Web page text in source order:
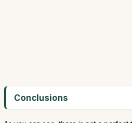
Conclusions